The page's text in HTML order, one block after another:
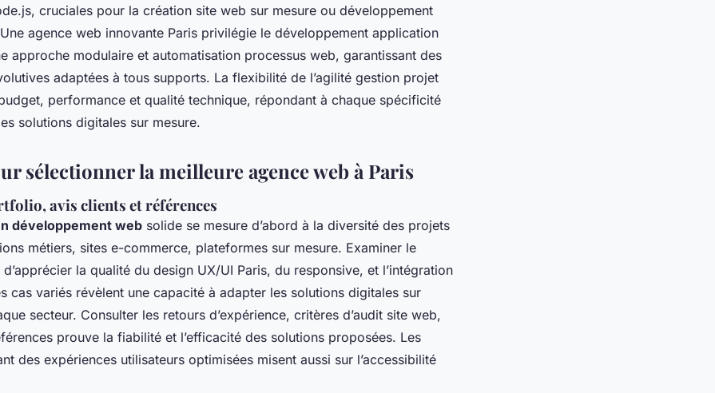
cruciales pour la création site web sur mesure ou développement
agence web innovante Paris privilégie le développement application
approche modulaire et automatisation processus web, garantissant des
adaptées à tous supports. La flexibilité de l’agilité gestion projet
performance et qualité technique, répondant à chaque spécificité
solutions digitales sur mesure.
sélectionner la meilleure agence web à Paris
avis clients et références
développement web solide se mesure d’abord à la diversité des projets
métiers, sites e-commerce, plateformes sur mesure. Examiner le
la qualité du design UX/UI Paris, du responsive, et l’intégration
cas variés révèlent une capacité à adapter les solutions digitales sur
secteur. Consulter les retours d’expérience, critères d’audit site web,
prouve la fiabilité et l’efficacité des solutions proposées. Les
des expériences utilisateurs optimisées misent aussi sur l’accessibilité